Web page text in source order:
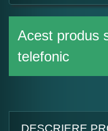
Acest produs
telefonic
DESCRIERE